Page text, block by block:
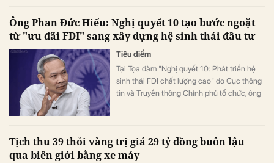
có khả năng mất vốn (nợ nhóm 5) tiếp tục
tăng gần 20%, lên sát 3.900 tỷ đồng.
Ông Phan Đức Hiếu: Nghị quyết 10 tạo bước ngoặt
từ "ưu đãi FDI" sang xây dựng hệ sinh thái đầu tư
Tiêu điểm
Tại Tọa đàm "Nghị quyết 10: Phát triển hệ
sinh thái FDI chất lượng cao" do Cục thông
tin và Truyền thông Chính phủ tổ chức, ông
không nằm ở các chính sách ưu đãi mới mà
ở sự thay đổi căn bản về tư duy phát triển.
Tịch thu 39 thỏi vàng trị giá 29 tỷ đồng buôn lậu
qua biên giới bằng xe máy